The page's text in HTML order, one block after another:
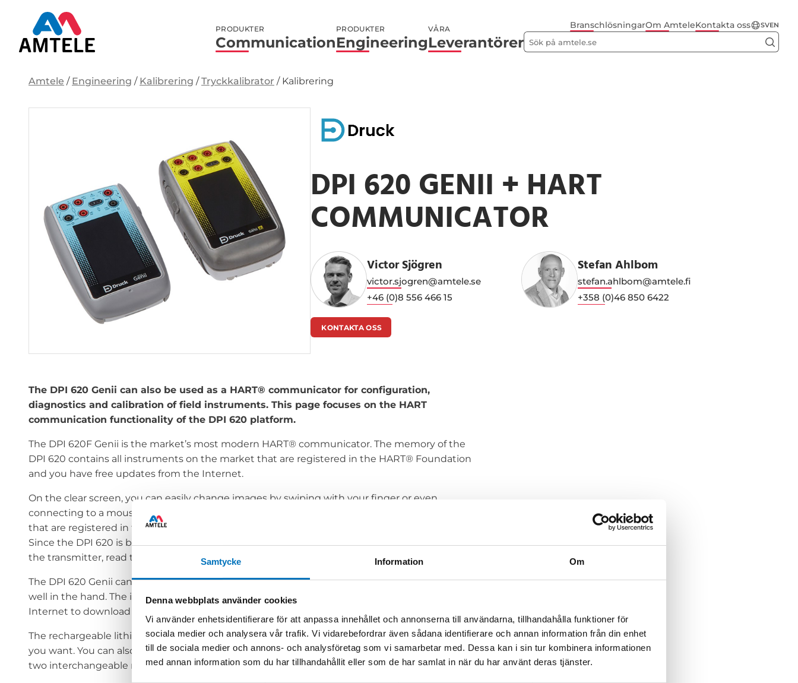
Samtycke Information Om
Denna webbplats använder cookies
Vi använder enhetsidentifierare för att anpassa innehållet och annonserna till användarna, tillhandahålla funktioner för
sociala medier och analysera vår trafik. Vi vidarebefordrar även sådana identifierare och annan information från din enhet
till de sociala medier och annons- och analysföretag som vi samarbetar med. Dessa kan i sin tur kombinera informationen
med annan information som du har tillhandahållit eller som de har samlat in när du har använt deras tjänster.
PRODUKTER
Communication
PRODUKTER
Engineering
VÅRA
Leverantörer
BranschlösningarOm AmteleKontakta oss SVEN
Amtele / Engineering / Kalibrering /Tryckkalibrator / Kalibrering
DPI 620 GENII + HART
COMMUNICATOR
Victor Sjögren
victor.sjogren@amtele.se
+46 (0)8 556 466 15
Stefan Ahlbom
stefan.ahlbom@amtele.fi
+358 (0)46 850 6422
KONTAKTA OSS
The DPI 620 Genii can also be used as a HART® communicator for configuration,
diagnostics and calibration of field instruments. This page focuses on the HART
communication functionality of the DPI 620 platform.
The DPI 620F Genii is the market’s most modern HART® communicator. The memory of the
DPI 620 contains all instruments on the market that are registered in the HART® Foundation
and you have free updates from the Internet.
On the clear screen, you can easily change images by swiping with your finger or even
connecting to a mouse. The memory of the DPI 620 contains all instruments on the market
that are registered in the HART® Foundation and you have free updates from the Internet.
Since the DPI 620 is both a process calibrator and HART® communicator, you can feed 24Vdc to
the transmitter, read the process signal and the HART result at the same time.
The DPI 620 Genii can handle the environment in tough process industry and is compact to fit
well in the hand. The instrument has a very fast processor and WiFi wireless connection to the
Internet to download instructions etc.
The rechargeable lithium-polymer battery has a good lifespan and you can add more batteries if
you want. You can also attach an adapter to turn the DPI 620 into a pressure meter with up to
two interchangeable measuring ranges.simulate and measure all your signals.